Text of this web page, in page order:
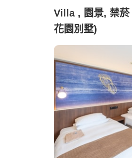
Villa , 園景, 禁菸
花園別墅)